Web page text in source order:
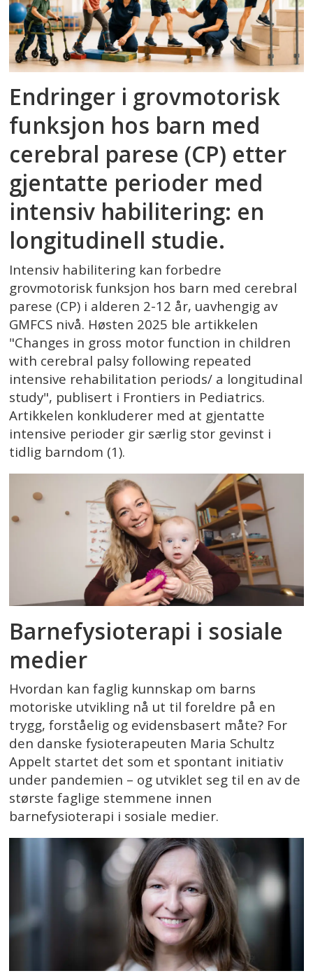
Endringer i grovmotorisk
funksjon hos barn med
cerebral parese (CP) etter
gjentatte perioder med
intensiv habilitering: en
longitudinell studie.
Intensiv habilitering kan forbedre
grovmotorisk funksjon hos barn med cerebral
parese (CP) i alderen 2-12 år, uavhengig av
GMFCS nivå. Høsten 2025 ble artikkelen
"Changes in gross motor function in children
with cerebral palsy following repeated
intensive rehabilitation periods/ a longitudinal
study", publisert i Frontiers in Pediatrics.
Artikkelen konkluderer med at gjentatte
intensive perioder gir særlig stor gevinst i
tidlig barndom (1).
Barnefysioterapi i sosiale
medier
Hvordan kan faglig kunnskap om barns
motoriske utvikling nå ut til foreldre på en
trygg, forståelig og evidensbasert måte? For
den danske fysioterapeuten Maria Schultz
Appelt startet det som et spontant initiativ
under pandemien – og utviklet seg til en av de
største faglige stemmene innen
barnefysioterapi i sosiale medier.